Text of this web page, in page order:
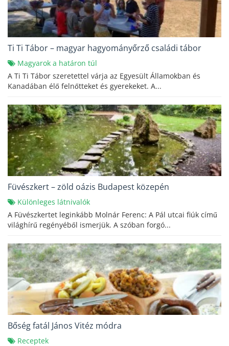
Ti Ti Tábor – magyar hagyományőrző családi tábor
Magyarok a határon túl
A Ti Ti Tábor szeretettel várja az Egyesült Államokban és
Kanadában élő felnőtteket és gyerekeket. A...
Füvészkert – zöld oázis Budapest közepén
Különleges látnivalók
A Füvészkertet leginkább Molnár Ferenc: A Pál utcai fiúk című
világhírű regényéből ismerjük. A szóban forgó...
Bőség fatál János Vitéz módra
Receptek